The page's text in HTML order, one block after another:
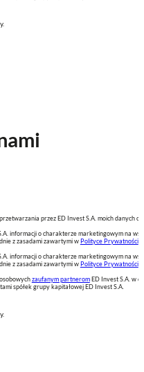
przez ED Invest S.A. moich danych
informacji o charakterze marketingowym na
z zasadami zawartymi wPolityce Prywatności
informacji o charakterze marketingowym na
z zasadami zawartymi wPolityce Prywatności
zaufanym partneromED Invest S.A. w
spółek grupy kapitałowej ED Invest S.A.